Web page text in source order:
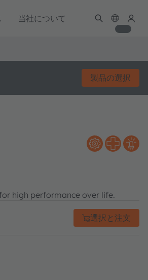
当社について
製品の選択
high performance over life.
選択と注文